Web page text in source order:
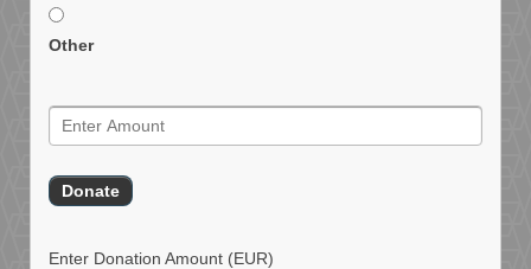
Other
Enter Donation Amount (EUR)